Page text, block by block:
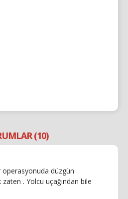
(10)
operasyonuda düzgün
zaten . Yolcu uçağından bile